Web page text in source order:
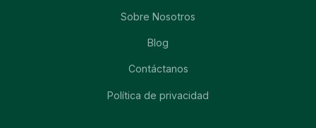
Sobre Nosotros
Blog
Contáctanos
Política de privacidad